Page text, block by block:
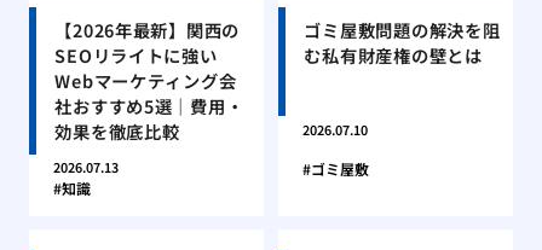
【2026年最新】関西の
SEOリライトに強い
Webマーケティング会
社おすすめ5選｜費用・
効果を徹底比較
2026.07.13
知識
ゴミ屋敷問題の解決を阻
む私有財産権の壁とは
2026.07.10
ゴミ屋敷